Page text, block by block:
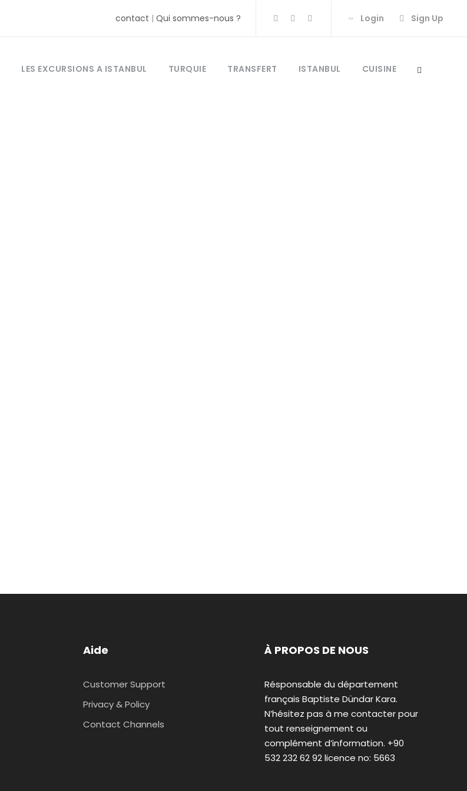
contact | Qui sommes-nous ? Login Sign Up
LES EXCURSIONS A ISTANBUL TURQUIE TRANSFERT ISTANBUL CUISINE
Aide
Customer Support
Privacy & Policy
Contact Channels
À PROPOS DE NOUS
Résponsable du département
français Baptiste Dündar Kara.
N’hésitez pas à me contacter pour
tout renseignement ou
complément d’information. +90
532 232 62 92 licence no: 5663